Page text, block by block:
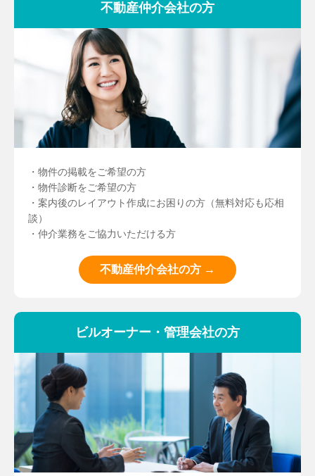
不動産仲介会社の方
・物件の掲載をご希望の方
・物件診断をご希望の方
・案内後のレイアウト作成にお困りの方（無料対応も応相
談）
・仲介業務をご協力いただける方
不動産仲介会社の方 →
ビルオーナー・管理会社の方